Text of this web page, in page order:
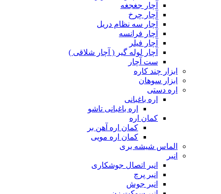
آچار جغجغه
آچار چرخ
آچار سه نظام دریل
آچار فرانسه
آچار فیلر
آچار لوله گیر ( آچار شلاقی )
ست آچار
ابزار چند کاره
ابزار سوهان
اره دستی
اره باغبانی
اره باغبانی تاشو
کمان اره
کمان اره آهن بر
کمان اره مویی
الماس شیشه بری
انبر
انبر اتصال جوشکاری
انبر پرچ
انبر جوش